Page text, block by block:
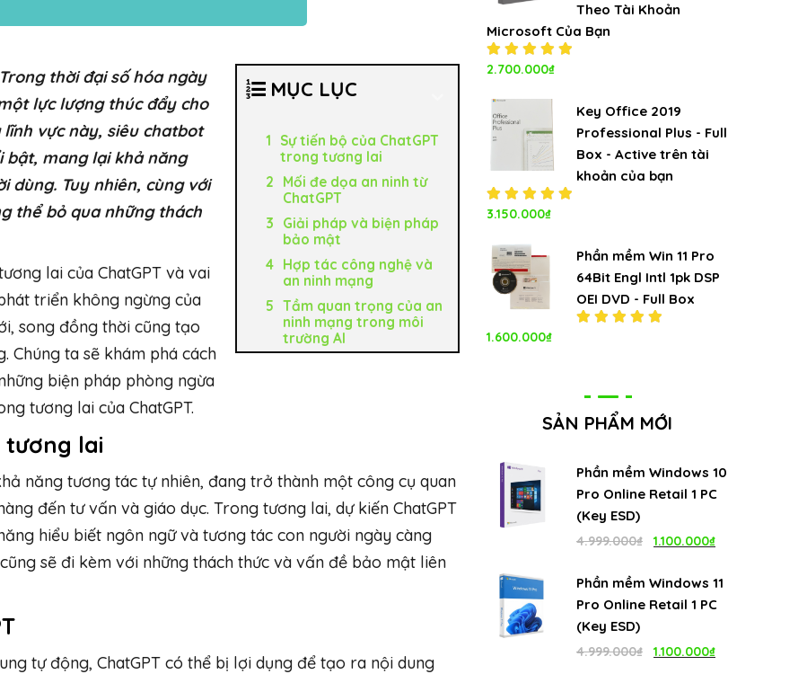
MỤC LỤC
Sự tiến bộ của ChatGPT
trong tương lai
Mối đe dọa an ninh từ
ChatGPT
Giải pháp và biện pháp
bảo mật
Hợp tác công nghệ và
an ninh mạng
Tầm quan trọng của an
ninh mạng trong môi
trường AI
thời đại số hóa ngày
lực lượng thúc đẩy cho
vực này, siêu chatbot
bật, mang lại khả năng
dùng. Tuy nhiên, cùng với
thể bỏ qua những thách
lai của ChatGPT và vai
triển không ngừng của
song đồng thời cũng tạo
Chúng ta sẽ khám phá cách
biện pháp phòng ngừa
tương lai của ChatGPT.
tương lai
năng tương tác tự nhiên, đang trở thành một công cụ quan
đến tư vấn và giáo dục. Trong tương lai, dự kiến ChatGPT
hiểu biết ngôn ngữ và tương tác con người ngày càng
sẽ đi kèm với những thách thức và vấn đề bảo mật liên
tự động, ChatGPT có thể bị lợi dụng để tạo ra nội dung
Theo Tài Khoản
Microsoft Của Bạn
Được xếp
sao
2.700.000₫
Key Office 2019
Professional Plus - Full
Box - Active trên tài
khoản của bạn
Được xếp
sao
3.150.000₫
Phần mềm Win 11 Pro
64Bit Engl Intl 1pk DSP
OEI DVD - Full Box
1.600.000₫
SẢN PHẨM MỚI
Phần mềm Windows 10
Pro Online Retail 1 PC
(Key ESD)
4.999.000₫
Giá
là:
1.100.000₫
tại
Phần mềm Windows 11
Pro Online Retail 1 PC
(Key ESD)
4.999.000₫
Giá
1.100.000₫